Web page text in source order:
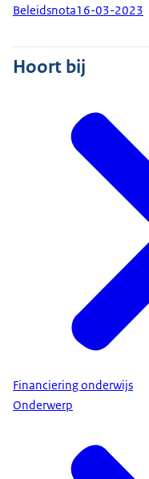
Beleidsnota16-03-2023
Hoort bij
Financiering onderwijs
Onderwerp